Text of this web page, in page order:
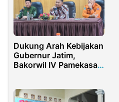
Dukung Arah Kebijakan
Gubernur Jatim,
Bakorwil IV Pamekasan